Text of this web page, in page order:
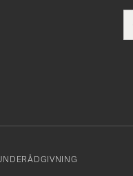
felt